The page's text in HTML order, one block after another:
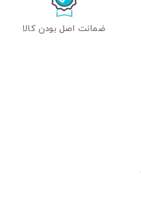
ضمانت اصل بودن کالا